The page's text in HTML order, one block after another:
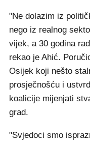
"Ne dolazim iz
nego iz realnog
vijek, a 30 godina
rekao je Ahić.
Osijek koji nešto
prosječnošću i
koalicije mijenjati
grad.
"Svjedoci smo